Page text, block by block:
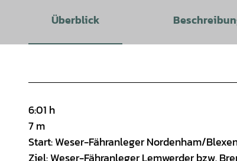
Überblick
6:01 h
7 m
Start: Weser-Fähranleger Nordenham/
Ziel: Weser-Fähranleger Lemwerder bzw.